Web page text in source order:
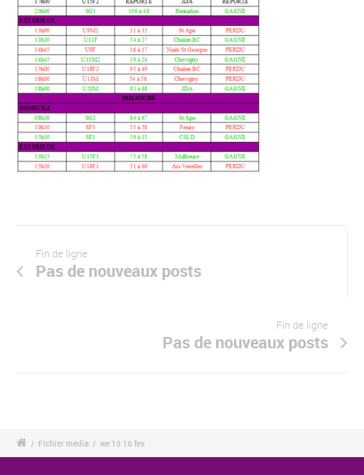
Fin de ligne
Pas de nouveaux posts
Fin de ligne
Pas de nouveaux posts
/ Fichier média / we 15 16 fev